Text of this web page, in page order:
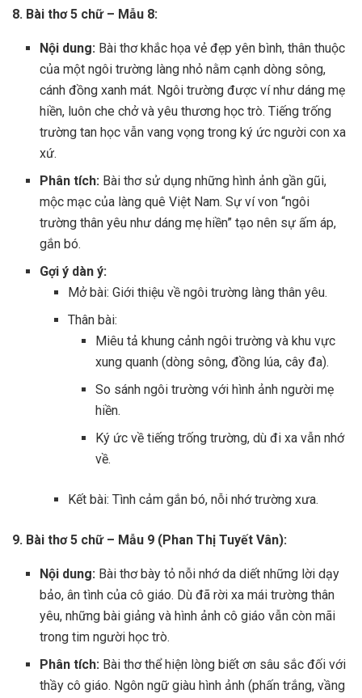
8. Bài thơ 5 chữ – Mẫu 8:
Nội dung: Bài thơ khắc họa vẻ đẹp yên bình, thân thuộc
của một ngôi trường làng nhỏ nằm cạnh dòng sông,
cánh đồng xanh mát. Ngôi trường được ví như dáng mẹ
hiền, luôn che chở và yêu thương học trò. Tiếng trống
trường tan học vẫn vang vọng trong ký ức người con xa
xứ.
Phân tích: Bài thơ sử dụng những hình ảnh gần gũi,
mộc mạc của làng quê Việt Nam. Sự ví von “ngôi
trường thân yêu như dáng mẹ hiền” tạo nên sự ấm áp,
gắn bó.
Gợi ý dàn ý:
Mở bài: Giới thiệu về ngôi trường làng thân yêu.
Thân bài:
Miêu tả khung cảnh ngôi trường và khu vực
xung quanh (dòng sông, đồng lúa, cây đa).
So sánh ngôi trường với hình ảnh người mẹ
hiền.
Ký ức về tiếng trống trường, dù đi xa vẫn nhớ
về.
Kết bài: Tình cảm gắn bó, nỗi nhớ trường xưa.
9. Bài thơ 5 chữ – Mẫu 9 (Phan Thị Tuyết Vân):
Nội dung: Bài thơ bày tỏ nỗi nhớ da diết những lời dạy
bảo, ân tình của cô giáo. Dù đã rời xa mái trường thân
yêu, những bài giảng và hình ảnh cô giáo vẫn còn mãi
trong tim người học trò.
Phân tích: Bài thơ thể hiện lòng biết ơn sâu sắc đối với
thầy cô giáo. Ngôn ngữ giàu hình ảnh (phấn trắng, vầng